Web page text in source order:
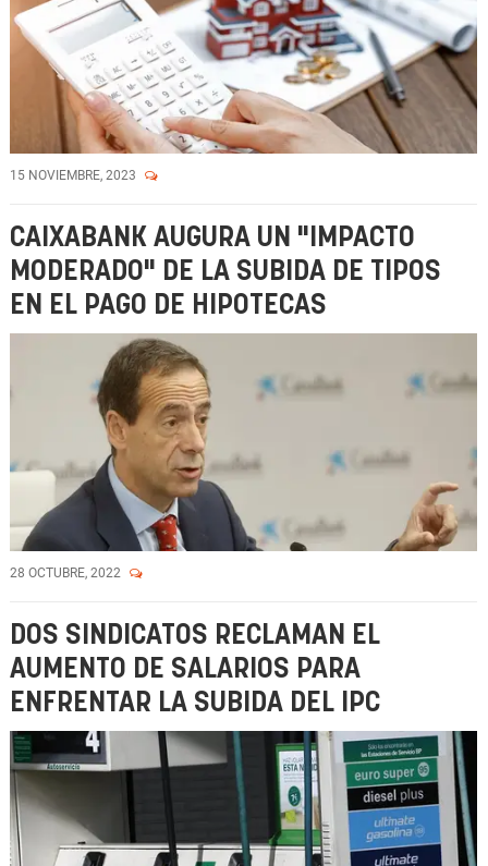
15 NOVIEMBRE, 2023
CAIXABANK AUGURA UN "IMPACTO
MODERADO" DE LA SUBIDA DE TIPOS
EN EL PAGO DE HIPOTECAS
28 OCTUBRE, 2022
DOS SINDICATOS RECLAMAN EL
AUMENTO DE SALARIOS PARA
ENFRENTAR LA SUBIDA DEL IPC